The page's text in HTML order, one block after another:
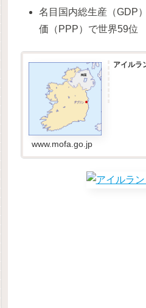
名目国内総生産（GDP
価（PPP）で世界59位
アイルラ
www.mofa.go.jp